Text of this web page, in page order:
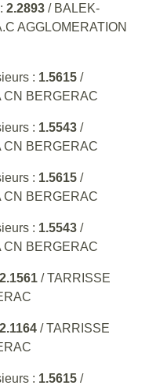
2.2893 / BALEK-
AGGLOMERATION
: 1.5615 /
CN BERGERAC
: 1.5543 /
CN BERGERAC
: 1.5615 /
CN BERGERAC
: 1.5543 /
CN BERGERAC
2.1561 / TARRISSE
2.1164 / TARRISSE
: 1.5615 /